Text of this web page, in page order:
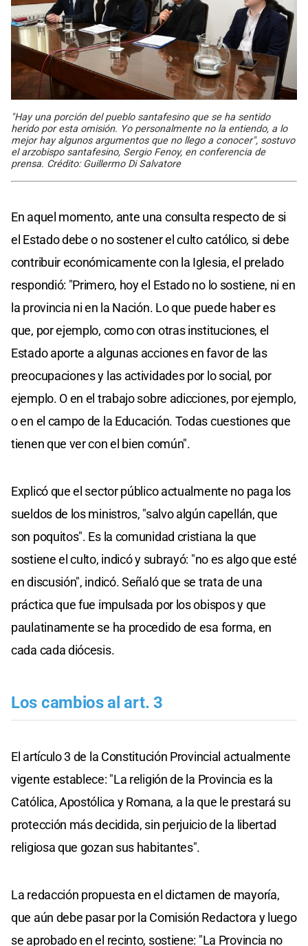
"Hay una porción del pueblo santafesino que se ha sentido
herido por esta omisión. Yo personalmente no la entiendo, a lo
mejor hay algunos argumentos que no llego a conocer", sostuvo
el arzobispo santafesino, Sergio Fenoy, en conferencia de
prensa. Crédito: Guillermo Di Salvatore
En aquel momento, ante una consulta respecto de si
el Estado debe o no sostener el culto católico, si debe
contribuir económicamente con la Iglesia, el prelado
respondió: "Primero, hoy el Estado no lo sostiene, ni en
la provincia ni en la Nación. Lo que puede haber es
que, por ejemplo, como con otras instituciones, el
Estado aporte a algunas acciones en favor de las
preocupaciones y las actividades por lo social, por
ejemplo. O en el trabajo sobre adicciones, por ejemplo,
o en el campo de la Educación. Todas cuestiones que
tienen que ver con el bien común".
Explicó que el sector público actualmente no paga los
sueldos de los ministros, "salvo algún capellán, que
son poquitos". Es la comunidad cristiana la que
sostiene el culto, indicó y subrayó: "no es algo que esté
en discusión", indicó. Señaló que se trata de una
práctica que fue impulsada por los obispos y que
paulatinamente se ha procedido de esa forma, en
cada cada diócesis.
Los cambios al art. 3
El artículo 3 de la Constitución Provincial actualmente
vigente establece: "La religión de la Provincia es la
Católica, Apostólica y Romana, a la que le prestará su
protección más decidida, sin perjuicio de la libertad
religiosa que gozan sus habitantes".
La redacción propuesta en el dictamen de mayoría,
que aún debe pasar por la Comisión Redactora y luego
se aprobado en el recinto, sostiene: "La Provincia no